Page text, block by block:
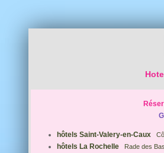
hôtels Saint-Valery-en-Caux
hôtels La Rochelle Rade des